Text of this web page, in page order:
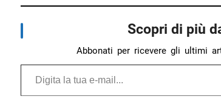
Scopri di più
Abbonati per ricevere gli ultimi
Digita la tua e-mail...